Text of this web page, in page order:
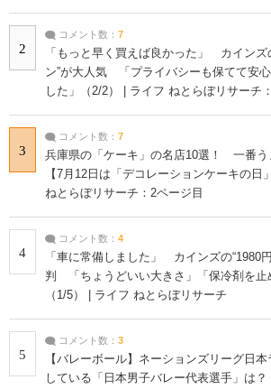
2
コメント数： 7
「もっと早く買えば良かった」 カインズ
ン”が大人気 「プライバシーも保てて安
した」（2/2） | ライフ ねとらぼリサーチ
3
コメント数： 7
兵庫県の「ケーキ」の名店10選！ 一番う
【7月12日は「デコレーションケーキの日
ねとらぼリサーチ：2ページ目
4
コメント数： 4
「車に常備しました」 カインズの“1980
判 「ちょうどいい大きさ」「保冷剤を止
（1/5） | ライフ ねとらぼリサーチ
5
コメント数： 3
【バレーボール】ネーションズリーグ日
している「日本男子バレー代表選手」は